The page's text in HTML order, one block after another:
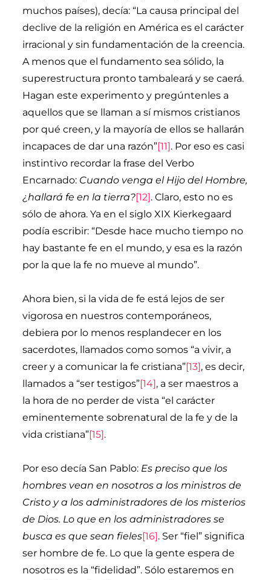
muchos países), decía: “La causa principal del
declive de la religión en América es el carácter
irracional y sin fundamentación de la creencia.
A menos que el fundamento sea sólido, la
superestructura pronto tambaleará y se caerá.
Hagan este experimento y pregúntenles a
aquellos que se llaman a sí mismos cristianos
por qué creen, y la mayoría de ellos se hallarán
incapaces de dar una razón”[11]. Por eso es casi
instintivo recordar la frase del Verbo
Encarnado: Cuando venga el Hijo del Hombre,
¿hallará fe en la tierra?[12]. Claro, esto no es
sólo de ahora. Ya en el siglo XIX Kierkegaard
podía escribir: “Desde hace mucho tiempo no
hay bastante fe en el mundo, y esa es la razón
por la que la fe no mueve al mundo”.
Ahora bien, si la vida de fe está lejos de ser
vigorosa en nuestros contemporáneos,
debiera por lo menos resplandecer en los
sacerdotes, llamados como somos “a vivir, a
creer y a comunicar la fe cristiana”[13], es decir,
llamados a “ser testigos”[14], a ser maestros a
la hora de no perder de vista “el carácter
eminentemente sobrenatural de la fe y de la
vida cristiana”[15].
Por eso decía San Pablo: Es preciso que los
hombres vean en nosotros a los ministros de
Cristo y a los administradores de los misterios
de Dios. Lo que en los administradores se
busca es que sean fieles[16]. Ser “fiel” significa
ser hombre de fe. Lo que la gente espera de
nosotros es la “fidelidad”. Sólo estaremos en